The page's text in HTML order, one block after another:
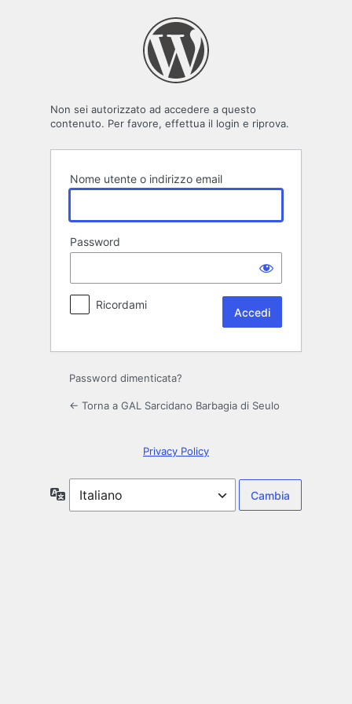
Non sei autorizzato ad accedere a questo
contenuto. Per favore, effettua il login e riprova.
Nome utente o indirizzo email
Password
Ricordami
Password dimenticata?
← Torna a GAL Sarcidano Barbagia di Seulo
Privacy Policy
Lingua